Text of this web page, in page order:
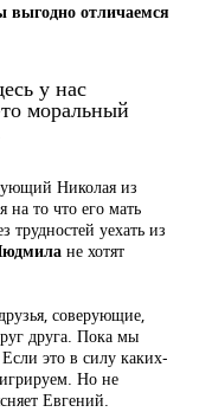
выгодно отличаемся
у нас
моральный
Николая из
на то что его мать
трудностей уехать из
не хотят
соверующие,
друга. Пока мы
это в силу каких-
Но не
Евгений.